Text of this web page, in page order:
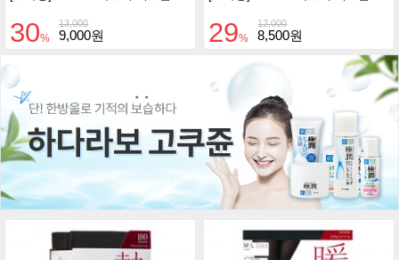
13,000
30% 9,000원
12,000
29% 8,500원